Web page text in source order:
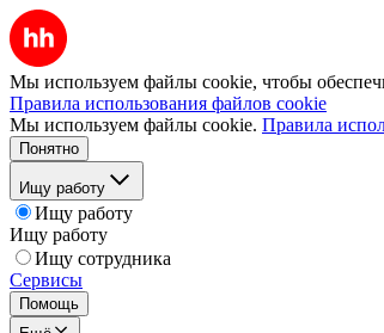
Мы используем файлы cookie, чтобы
Правила использования файлов cookie
Мы используем файлы cookie. Правила
Понятно
Ищу работу
Ищу работу
Ищу работу
Ищу сотрудника
Сервисы
Помощь